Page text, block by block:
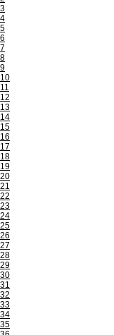
3
4
5
6
7
8
9
10
11
12
13
14
15
16
17
18
19
20
21
22
23
24
25
26
27
28
29
30
31
32
33
34
35